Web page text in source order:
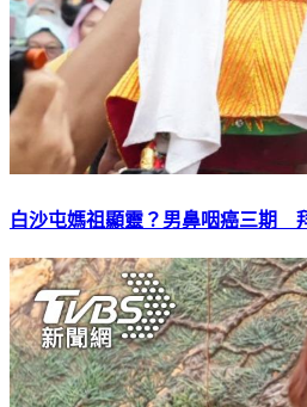
白沙屯媽祖顯靈？男鼻咽癌三期